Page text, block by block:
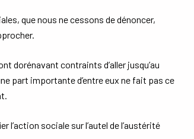
que nous ne cessons de dénoncer,
dorénavant contraints d’aller jusqu’au
part importante d’entre eux ne fait pas ce
sociale sur l’autel de l’austérité